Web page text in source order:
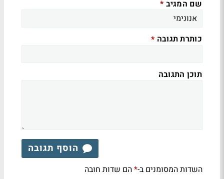
שם המגיב *
כותרת תגובה *
תוכן התגובה
הוסף תגובה
השדות המסומנים ב-*הם שדות חובה